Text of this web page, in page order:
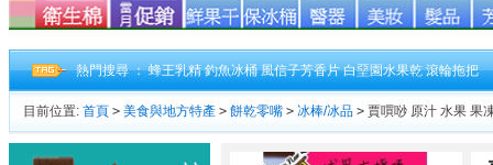
熱門搜尋 ：蜂王乳精 釣魚冰桶 風信子芳香片 白堊園水果乾 滾輪拖把
目前位置: 首頁 > 美食與地方特產 > 餅乾零嘴 > 冰棒/冰品 > 賈嘪唦 原汁 水果 果